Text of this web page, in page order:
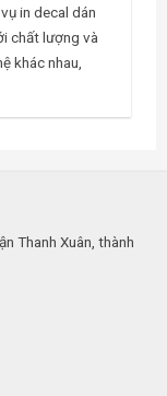
in decal dán
chất lượng và
khác nhau,
Thanh Xuân, thành